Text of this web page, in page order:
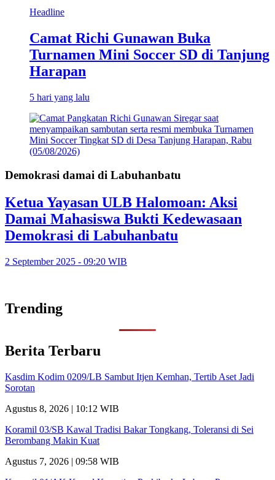
Headline
Camat Richi Gunawan Buka
Turnamen Mini Soccer SD di Tanjung
Harapan
5 hari yang lalu
Demokrasi damai di Labuhanbatu
Ketua Yayasan ULB Halomoan: Aksi
Damai Mahasiswa Bukti Kedewasaan
Demokrasi di Labuhanbatu
2 September 2025 - 09:20 WIB
Trending
Berita Terbaru
Kasdim Kodim 0209/LB Sambut Itjen Kemhan, Tertib Aset Jadi
Sorotan
Agustus 8, 2026 | 10:12 WIB
Koramil 03/SB Kawal Tradisi Bakar Tongkang, Toleransi di Sei
Berombang Makin Kuat
Agustus 7, 2026 | 09:58 WIB